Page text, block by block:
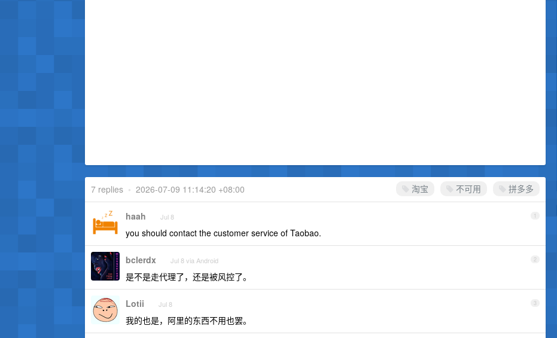
淘宝 不可用 拼多多
7 replies • 2026-07-09 11:14:20 +08:00
1
haah Jul 8
you should contact the customer service of Taobao.
2
bclerdx Jul 8 via Android
是不是走代理了，还是被风控了。
3
Lotii Jul 8
我的也是，阿里的东西不用也罢。